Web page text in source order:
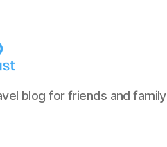
blog for friends and family